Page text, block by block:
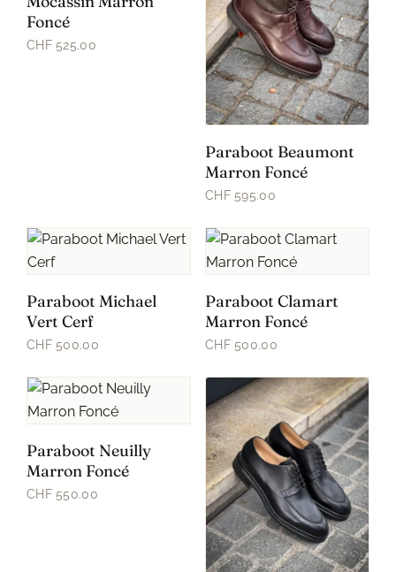
Foncé
CHF 525.00
Paraboot Beaumont
Marron Foncé
CHF 595.00
Paraboot Michael
Vert Cerf
CHF 500.00
Paraboot Clamart
Marron Foncé
CHF 500.00
Paraboot Neuilly
Marron Foncé
CHF 550.00